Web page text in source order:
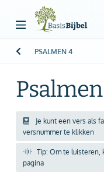
Welkom!
Start
Lezen
Zoeken
PSALMEN 4
Psalmen
Je kunt een vers als
versnummer te klikken
Tip: Om te luisteren,
pagina